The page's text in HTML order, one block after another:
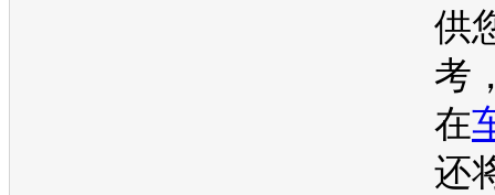
供
考
在
还